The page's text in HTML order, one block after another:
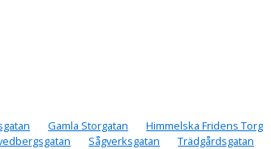
Gamla Storgatan Himmelska Fridens Torg
Sågverksgatan Trädgårdsgatan